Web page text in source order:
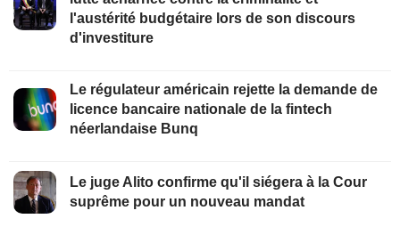
l'austérité budgétaire lors de son discours
d'investiture
Le régulateur américain rejette la demande de
licence bancaire nationale de la fintech
néerlandaise Bunq
Le juge Alito confirme qu'il siégera à la Cour
suprême pour un nouveau mandat